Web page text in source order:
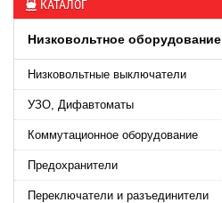
КАТАЛОГ
Низковольтное оборудование
Низковольтные выключатели
УЗО, Дифавтоматы
Коммутационное оборудование
Предохранители
Переключатели и разъединители